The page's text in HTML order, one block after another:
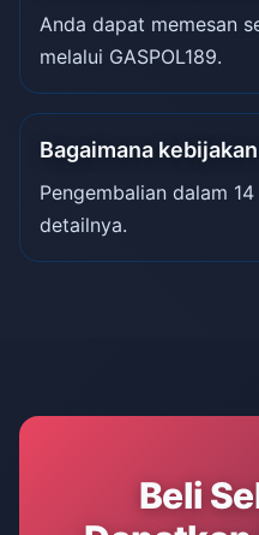
Anda dapat memesan
melalui GASPOL189.
Bagaimana
Pengembalian dalam
detailnya.
Beli